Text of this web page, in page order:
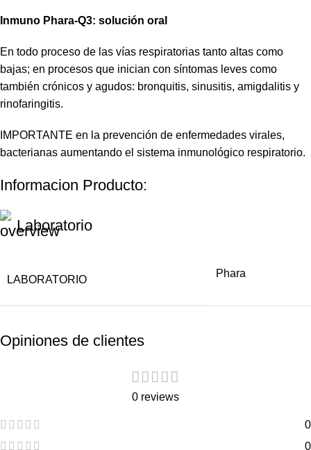
Inmuno Phara-Q3: solución oral
En todo proceso de las vías respiratorias tanto altas como
bajas; en procesos que inician con síntomas leves como
también crónicos y agudos: bronquitis, sinusitis, amigdalitis y
rinofaringitis.
IMPORTANTE en la prevención de enfermedades virales,
bacterianas aumentando el sistema inmunológico respiratorio.
Informacion Producto:
Laboratorio
LABORATORIO
Phara
Opiniones de clientes
0 reviews
0
0